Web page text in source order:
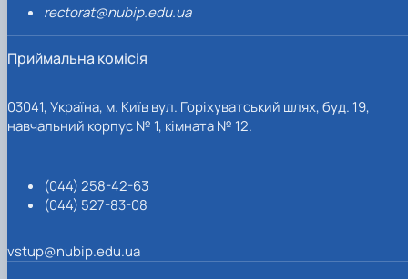
rectorat@nubip.edu.ua
Приймальна комісія
03041, Україна, м. Київ вул. Горіхуватський шлях, буд. 19,
навчальний корпус № 1, кімната № 12.
(044) 258-42-63
(044) 527-83-08
vstup@nubip.edu.ua